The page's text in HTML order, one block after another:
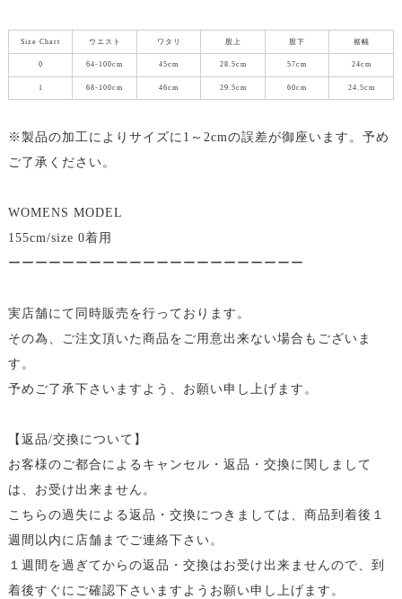
Size Chart ウエスト ワタリ 股上 股下 裾幅
0 64-100cm 45cm 28.5cm 57cm 24cm
1 68-100cm 46cm 29.5cm 60cm 24.5cm
※製品の加工によりサイズに1～2cmの誤差が御座います。予め
ご了承ください。
WOMENS MODEL
155cm/size 0着用
ーーーーーーーーーーーーーーーーーーーーーー
実店舗にて同時販売を行っております。
その為、ご注文頂いた商品をご用意出来ない場合もございま
す。
予めご了承下さいますよう、お願い申し上げます。
【返品/交換について】
お客様のご都合によるキャンセル・返品・交換に関しまして
は、お受け出来ません。
こちらの過失による返品・交換につきましては、商品到着後１
週間以内に店舗までご連絡下さい。
１週間を過ぎてからの返品・交換はお受け出来ませんので、到
着後すぐにご確認下さいますようお願い申し上げます。